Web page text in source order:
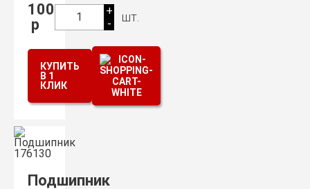
100
р
1
+
-
шт.
КУПИТЬ
В 1
КЛИК
Подшипник